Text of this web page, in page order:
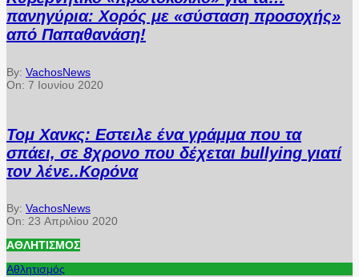
πανηγύρια: Χορός με «σύσταση προσοχής»
από Παπαθανάση!
By: VachosNews
On: 7 Ιουνίου 2020
Τομ Χανκς: Εστειλε ένα γράμμα που τα
σπάει, σε 8χρονο που δέχεται bullying γιατί
τον λένε..Κορόνα
By: VachosNews
On: 23 Απριλίου 2020
ΑΘΛΗΤΙΣΜΌΣ
Αθλητισμός